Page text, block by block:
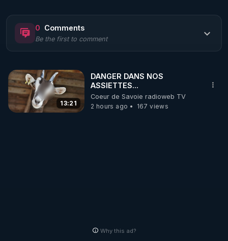
0 Comments
Be the first to comment
13:21
DANGER DANS NOS
ASSIETTES...
Coeur de Savoie radioweb TV
2 hours ago
167 views
Why this ad?